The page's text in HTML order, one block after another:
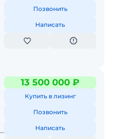
Позвонить
Написать
13 500 000 ₽
Купить в лизинг
Позвонить
Написать